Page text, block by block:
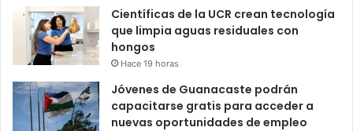
Científicas de la UCR crean tecnología
que limpia aguas residuales con
hongos
Hace 19 horas
Jóvenes de Guanacaste podrán
capacitarse gratis para acceder a
nuevas oportunidades de empleo